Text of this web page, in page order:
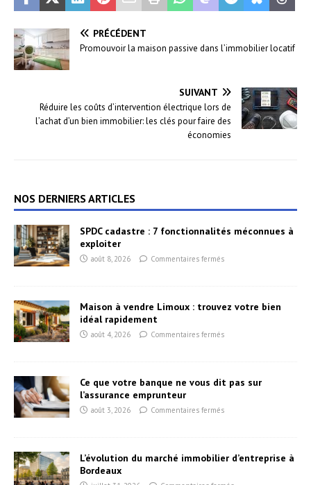
PRÉCÉDENT
Promouvoir la maison passive dans l’immobilier locatif
SUIVANT
Réduire les coûts d’intervention électrique lors de
l’achat d’un bien immobilier: les clés pour faire des
économies
NOS DERNIERS ARTICLES
SPDC cadastre : 7 fonctionnalités méconnues à
exploiter
août 8, 2026 Commentaires fermés
Maison à vendre Limoux : trouvez votre bien
idéal rapidement
août 4, 2026 Commentaires fermés
Ce que votre banque ne vous dit pas sur
l’assurance emprunteur
août 3, 2026 Commentaires fermés
L’évolution du marché immobilier d’entreprise à
Bordeaux